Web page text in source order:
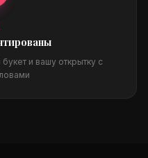
и вашу открытку с